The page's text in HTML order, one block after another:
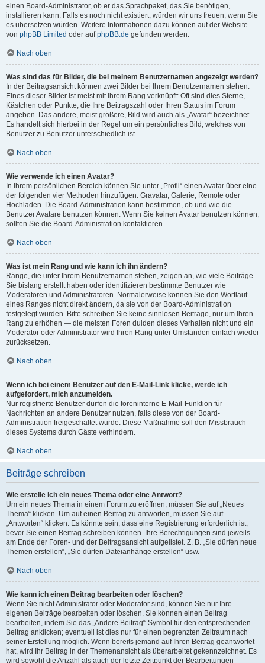
einen Board-Administrator, ob er das Sprachpaket, das Sie benötigen,
installieren kann. Falls es noch nicht existiert, würden wir uns freuen, wenn Sie
es übersetzen würden. Weitere Informationen dazu können auf der Website
von phpBB Limited oder aufphpBB.de gefunden werden.
Nach oben
Was sind das für Bilder, die bei meinem Benutzernamen angezeigt werden?
In der Beitragsansicht können zwei Bilder bei Ihrem Benutzernamen stehen.
Eines dieser Bilder ist meist mit Ihrem Rang verknüpft: Oft sind dies Sterne,
Kästchen oder Punkte, die Ihre Beitragszahl oder Ihren Status im Forum
angeben. Das andere, meist größere, Bild wird auch als „Avatar“ bezeichnet.
Es handelt sich hierbei in der Regel um ein persönliches Bild, welches von
Benutzer zu Benutzer unterschiedlich ist.
Nach oben
Wie verwende ich einen Avatar?
In Ihrem persönlichen Bereich können Sie unter „Profil“ einen Avatar über eine
der folgenden vier Methoden hinzufügen: Gravatar, Galerie, Remote oder
Hochladen. Die Board-Administration kann bestimmen, ob und wie die
Benutzer Avatare benutzen können. Wenn Sie keinen Avatar benutzen können,
sollten Sie die Board-Administration kontaktieren.
Nach oben
Was ist mein Rang und wie kann ich ihn ändern?
Ränge, die unter Ihrem Benutzernamen stehen, zeigen an, wie viele Beiträge
Sie bislang erstellt haben oder identifizieren bestimmte Benutzer wie
Moderatoren und Administratoren. Normalerweise können Sie den Wortlaut
eines Ranges nicht direkt ändern, da sie von der Board-Administration
festgelegt wurden. Bitte schreiben Sie keine sinnlosen Beiträge, nur um Ihren
Rang zu erhöhen — die meisten Foren dulden dieses Verhalten nicht und ein
Moderator oder Administrator wird Ihren Rang unter Umständen einfach wieder
zurücksetzen.
Nach oben
Wenn ich bei einem Benutzer auf den E-Mail-Link klicke, werde ich
aufgefordert, mich anzumelden.
Nur registrierte Benutzer dürfen die foreninterne E-Mail-Funktion für
Nachrichten an andere Benutzer nutzen, falls diese von der Board-
Administration freigeschaltet wurde. Diese Maßnahme soll den Missbrauch
dieses Systems durch Gäste verhindern.
Nach oben
Beiträge schreiben
Wie erstelle ich ein neues Thema oder eine Antwort?
Um ein neues Thema in einem Forum zu eröffnen, müssen Sie auf „Neues
Thema“ klicken. Um auf einen Beitrag zu antworten, müssen Sie auf
„Antworten“ klicken. Es könnte sein, dass eine Registrierung erforderlich ist,
bevor Sie einen Beitrag schreiben können. Ihre Berechtigungen sind jeweils
am Ende der Foren- und der Beitragsansicht aufgelistet. Z. B. „Sie dürfen neue
Themen erstellen“, „Sie dürfen Dateianhänge erstellen“ usw.
Nach oben
Wie kann ich einen Beitrag bearbeiten oder löschen?
Wenn Sie nicht Administrator oder Moderator sind, können Sie nur Ihre
eigenen Beiträge bearbeiten oder löschen. Sie können einen Beitrag
bearbeiten, indem Sie das „Ändere Beitrag“-Symbol für den entsprechenden
Beitrag anklicken; eventuell ist dies nur für einen begrenzten Zeitraum nach
seiner Erstellung möglich. Wenn bereits jemand auf Ihren Beitrag geantwortet
hat, wird Ihr Beitrag in der Themenansicht als überarbeitet gekennzeichnet. Es
wird sowohl die Anzahl als auch der letzte Zeitpunkt der Bearbeitungen